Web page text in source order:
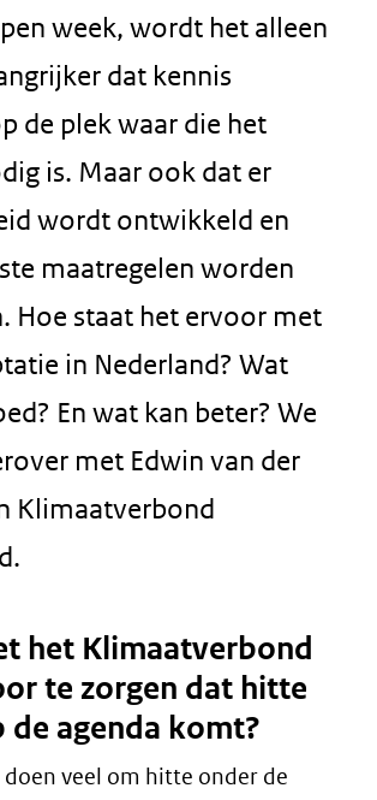
een
andere
website)
week, wordt het alleen
dat kennis
de plek waar die het
is. Maar ook dat er
wordt ontwikkeld en
maatregelen worden
Hoe staat het ervoor met
in Nederland? Wat
En wat kan beter? We
met Edwin van der
Klimaatverbond
het Klimaatverbond
te zorgen dat hitte
de agenda komt?
doen veel om hitte onder de